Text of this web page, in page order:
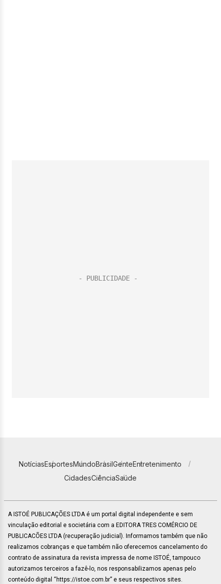
NotíciasEsportesMundoBrasilGenteEntretenimento
CidadesCiênciaSaúde
A ISTOÉ PUBLICAÇÕES LTDA é um portal digital independente e sem
vinculação editorial e societária com a EDITORA TRES COMÉRCIO DE
PUBLICACÕES LTDA (recuperação judicial). Informamos também que não
realizamos cobranças e que também não oferecemos cancelamento do
contrato de assinatura da revista impressa de nome ISTOÉ, tampouco
autorizamos terceiros a fazê-lo, nos responsabilizamos apenas pelo
conteúdo digital “https://istoe.com.br” e seus respectivos sites.